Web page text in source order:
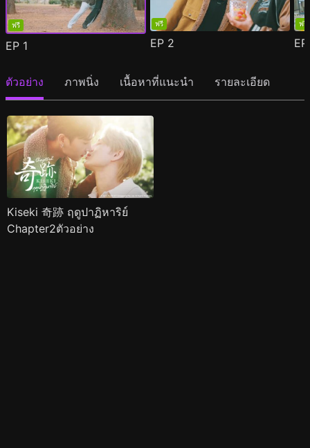
ฟรี
EP 1
ฟรี
EP 2
ฟรี
ตัวอย่าง ภาพนิ่ง เนื้อหาที่แนะนำ รายละเอียด
Kiseki 奇跡 ฤดูปาฏิหาริย์
Chapter2ตัวอย่าง